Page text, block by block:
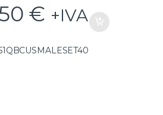
€ +IVA